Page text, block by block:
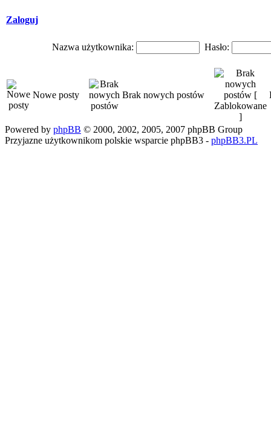
Zaloguj
Nazwa użytkownika: Hasło:
Nowe posty Brak nowych postów
Powered by phpBB © 2000, 2002, 2005, 2007 phpBB Group
Przyjazne użytkownikom polskie wsparcie phpBB3 - phpBB3.PL